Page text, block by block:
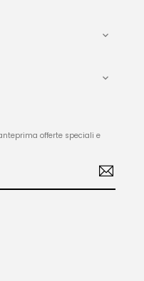


offerte speciali e